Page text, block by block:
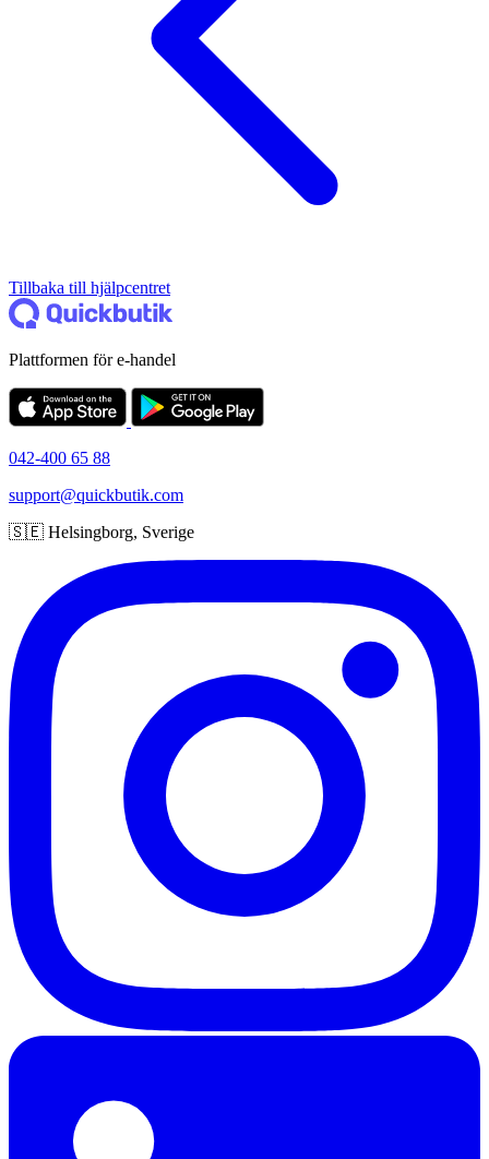
Tillbaka till hjälpcentret
Plattformen för e-handel
042-400 65 88
support@quickbutik.com
🇸🇪 Helsingborg, Sverige